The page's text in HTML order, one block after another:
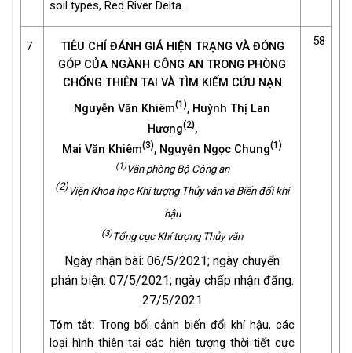
soil types, Red River Delta.
7
TIÊU CHÍ ĐÁNH GIÁ HIỆN TRẠNG VÀ ĐÓNG
GÓP CỦA NGÀNH CÔNG AN TRONG PHÒNG
CHỐNG THIÊN TAI VÀ TÌM KIẾM CỨU NẠN
Nguyễn Văn Khiêm(1), Huỳnh Thị Lan
Hương(2),
Mai Văn Khiêm(3), Nguyễn Ngọc Chung(1)
(1)Văn phòng Bộ Công an
(2)Viện Khoa học Khí tượng Thủy văn và Biến đổi khí
hậu
(3)Tổng cục Khí tượng Thủy văn
Ngày nhận bài: 06/5/2021; ngày chuyển
phản biện: 07/5/2021; ngày chấp nhận đăng:
27/5/2021
Tóm tắt: Trong bối cảnh biến đổi khí hậu, các
loại hình thiên tai các hiện tượng thời tiết cực
58